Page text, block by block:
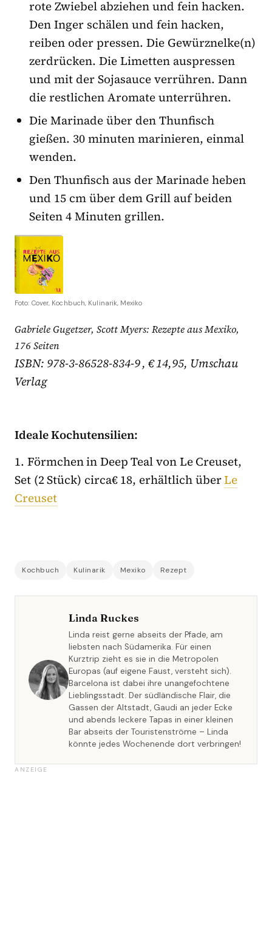
rote Zwiebel abziehen und fein hacken.
Den Inger schälen und fein hacken,
reiben oder pressen. Die Gewürznelke(n)
zerdrücken. Die Limetten auspressen
und mit der Sojasauce verrühren. Dann
die restlichen Aromate unterrühren.
Die Marinade über den Thunfisch
gießen. 30 minuten marinieren, einmal
wenden.
Den Thunfisch aus der Marinade heben
und 15 cm über dem Grill auf beiden
Seiten 4 Minuten grillen.
Foto: Cover, Kochbuch, Kulinarik, Mexiko
Gabriele Gugetzer, Scott Myers: Rezepte aus Mexiko,
176 Seiten
ISBN: 978-3-86528-834-9 , € 14,95, Umschau
Verlag
Ideale Kochutensilien:
1. Förmchen in Deep Teal von Le Creuset,
Set (2 Stück) circa€ 18, erhältlich überLe
Creuset
Kochbuch Kulinarik Mexiko Rezept
Linda Ruckes
Linda reist gerne abseits der Pfade, am
liebsten nach Südamerika. Für einen
Kurztrip zieht es sie in die Metropolen
Europas (auf eigene Faust, versteht sich).
Barcelona ist dabei ihre unangefochtene
Lieblingsstadt. Der südländische Flair, die
Gassen der Altstadt, Gaudi an jeder Ecke
und abends leckere Tapas in einer kleinen
Bar abseits der Touristenströme – Linda
könnte jedes Wochenende dort verbringen!
ANZEIGE